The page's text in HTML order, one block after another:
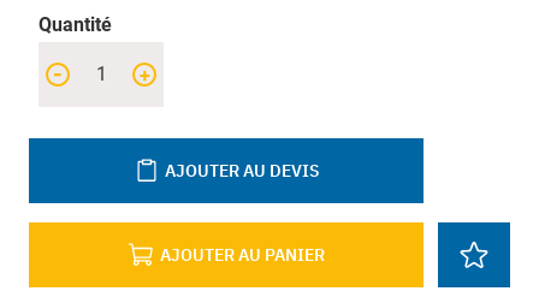
Quantité
+
-
AJOUTER AU PANIER
AJOUTER AU DEVIS